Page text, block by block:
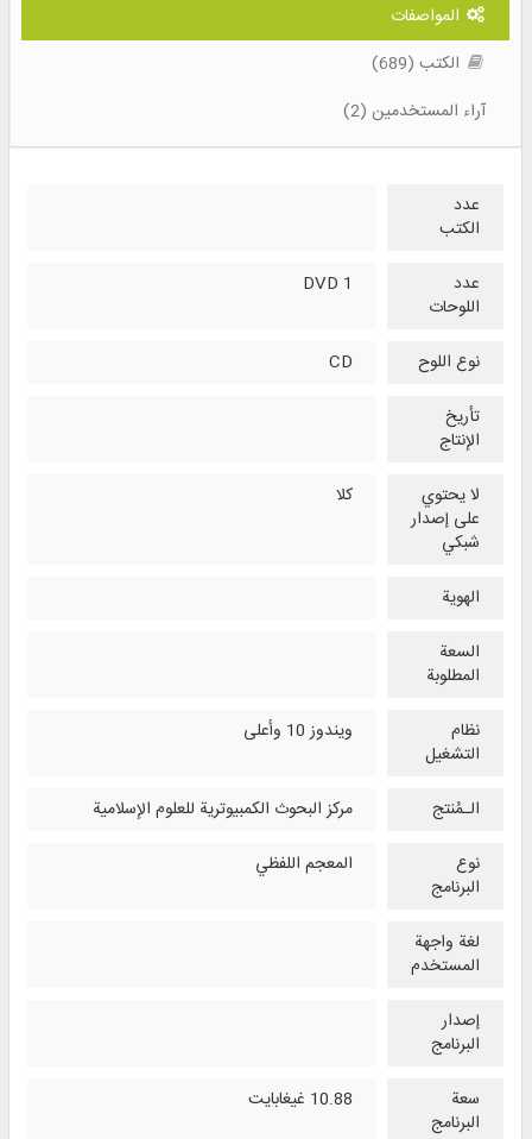
المواصفات
الكتب (689)
آراء المستخدمين (2)
عدد
الكتب
عدد
اللوحات
1 DVD
نوع اللوح
CD
تأريخ
الإنتاج
لا يحتوي
على إصدار
شبكي
كلا
الهوية
السعة
المطلوبة
نظام
التشغیل
ويندوز 10 وأعلی
الـمُنتج
مركز البحوث الكمبيوترية للعلوم الإسلامية
نوع
البرنامج
المعجم اللفظي
لغة واجهة
المستخدم
إصدار
البرنامج
سعة
البرنامج
10.88 غيغابايت